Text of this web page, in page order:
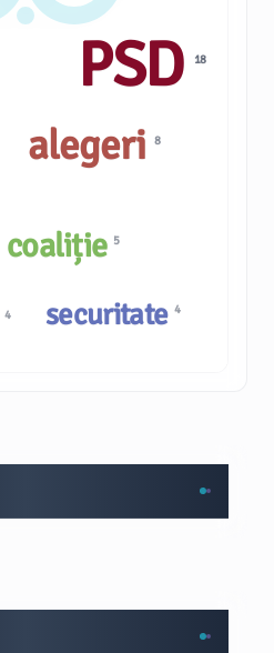
PSD 18
securitate 4
coaliție 5
4
alegeri 8